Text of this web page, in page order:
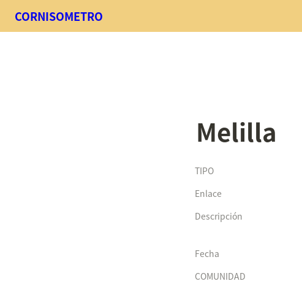
CORNISOMETRO
Melilla
TIPO
Enlace
Descripción
Fecha
COMUNIDAD